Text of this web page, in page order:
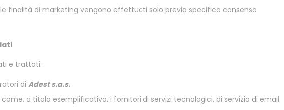
finalità di marketing vengono effettuati solo previo specifico consenso
e trattati:
di Adest s.a.s.
come, a titolo esemplificativo, i fornitori di servizi tecnologici, di servizio di email